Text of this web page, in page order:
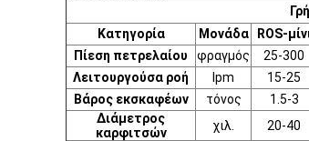
Κατηγορία
Μονάδα ROS-
Πίεση πετρελαίου
φραγμός 25-300
Λειτουργούσα ροή
lpm 15-25
Βάρος εκσκαφέων
τόνος 1.5-3
Διάμετρος
καρφιτσών
χιλ. 20-40